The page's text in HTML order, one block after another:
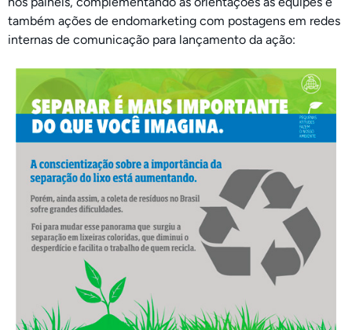
também ações de endomarketing com postagens em redes
internas de comunicação para lançamento da ação: